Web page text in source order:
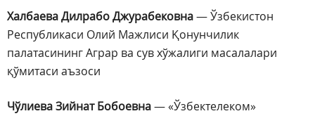
Халбаева Дилрабо Джурабековна— Ўзбекистон
Республикаси Олий Мажлиси Қонунчилик
палатасининг Аграр ва сув хўжалиги масалалари
қўмитаси аъзоси
Чўлиева Зийнат Бобоевна— «Ўзбектелеком»